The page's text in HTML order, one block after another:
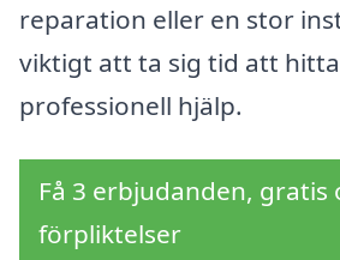
reparation eller en stor
viktigt att ta sig tid att
professionell hjälp.
Få 3 erbjudanden, gratis
förpliktelser